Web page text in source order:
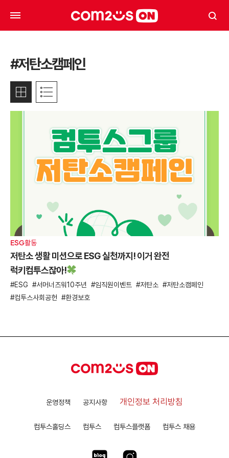
#저탄소캠페인
ESG활동
저탄소 생활 미션으로 ESG 실천까지! 이거 완전
럭키컴투스잖아!
ESG 서머너즈워10주년 임직원이벤트 저탄소
저탄소캠페인
컴투스사회공헌
환경보호
운영정책 공지사항 개인정보 처리방침
컴투스홀딩스 컴투스 컴투스플랫폼 컴투스 채용